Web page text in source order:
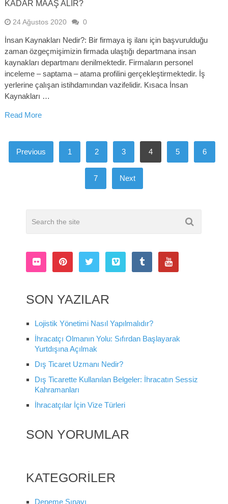
KADAR MAAŞ ALIR?
24 Ağustos 2020 0
İnsan Kaynakları Nedir?: Bir firmaya iş ilanı için başvurulduğu
zaman özgeçmişimizin firmada ulaştığı departmana insan
kaynakları departmanı denilmektedir. Firmaların personel
inceleme – saptama – atama profilini gerçekleştirmektedir. İş
yerlerine çalışan istihdamından vazifelidir. Kısaca İnsan
Kaynakları …
Read More
YAZI
SAYFALAMASI
Previous 1 2 3 4 5 6
7 Next
SON YAZILAR
Lojistik Yönetimi Nasıl Yapılmalıdır?
İhracatçı Olmanın Yolu: Sıfırdan Başlayarak
Yurtdışına Açılmak
Dış Ticaret Uzmanı Nedir?
Dış Ticarette Kullanılan Belgeler: İhracatın Sessiz
Kahramanları
İhracatçılar İçin Vize Türleri
SON YORUMLAR
KATEGORILER
Deneme Sınavı